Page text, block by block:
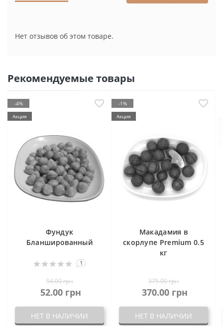
Нет отзывов об этом товаре.
Рекомендуемые товары
-4%
Акция
Фундук
Бланшированный
1
54.00 грн
52.00 грн
НЕТ В НАЛИЧИИ
-1%
Акция
Макадамия в
скорлупе Premium 0.5
кг
375.00 грн
370.00 грн
НЕТ В НАЛИЧИИ